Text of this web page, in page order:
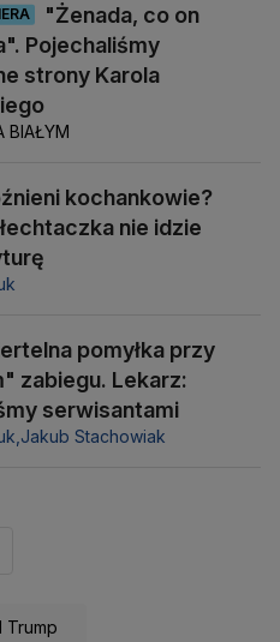
"Żenada, co on
Pojechaliśmy
strony Karola
BIAŁYM
kochankowie?
nie idzie
pomyłka przy
zabiegu. Lekarz:
serwisantami
Jakub Stachowiak
Trump